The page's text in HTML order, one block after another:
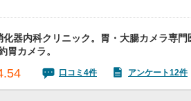
化器内科クリニック。胃・大腸カメラ専
胃カメラ。
口コミ4件 アンケート12件